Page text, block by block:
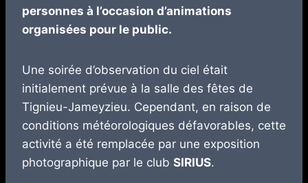
personnes à l’occasion d’animations
organisées pour le public.
Une soirée d’observation du ciel était
initialement prévue à la salle des fêtes de
Tignieu-Jameyzieu. Cependant, en raison de
conditions météorologiques défavorables, cette
activité a été remplacée par une exposition
photographique par le club SIRIUS.